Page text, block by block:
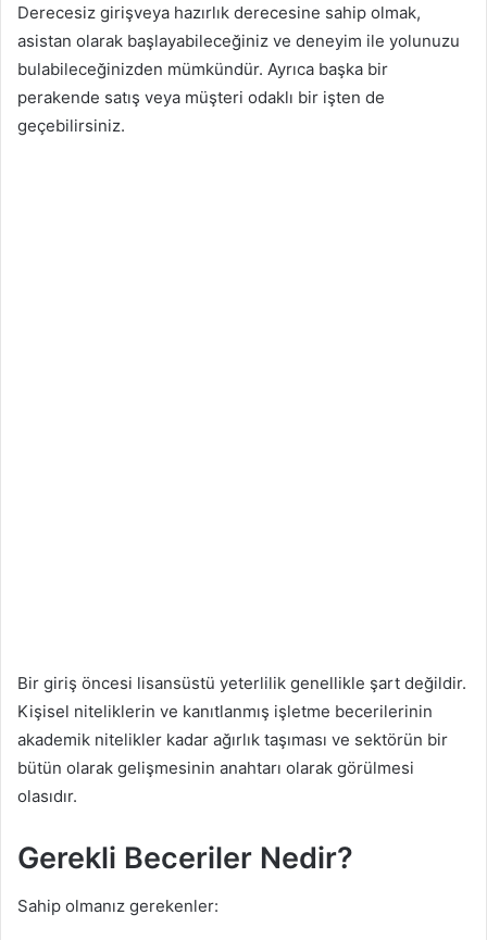
Derecesiz girişveya hazırlık derecesine sahip olmak,
asistan olarak başlayabileceğiniz ve deneyim ile yolunuzu
bulabileceğinizden mümkündür. Ayrıca başka bir
perakende satış veya müşteri odaklı bir işten de
geçebilirsiniz.
Bir giriş öncesi lisansüstü yeterlilik genellikle şart değildir.
Kişisel niteliklerin ve kanıtlanmış işletme becerilerinin
akademik nitelikler kadar ağırlık taşıması ve sektörün bir
bütün olarak gelişmesinin anahtarı olarak görülmesi
olasıdır.
Gerekli Beceriler Nedir?
Sahip olmanız gerekenler: